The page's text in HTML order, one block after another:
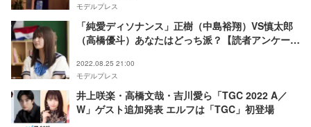
モデルプレス
「純愛ディソナンス」正樹（中島裕翔）VS慎太郎
（高橋優斗）あなたはどっち派？【読者アンケート
2022.08.25 21:00
モデルプレス
井上咲楽・高橋文哉・吉川愛ら「TGC 2022 A／
W」ゲスト追加発表 エルフは「TGC」初登場